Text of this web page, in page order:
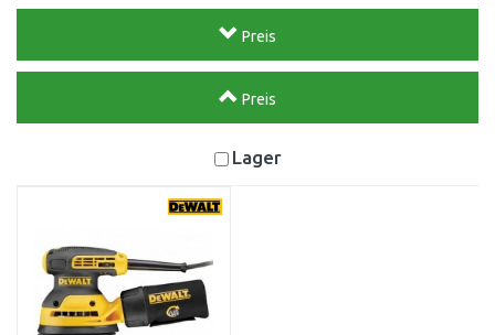
Preis
Preis
Lager